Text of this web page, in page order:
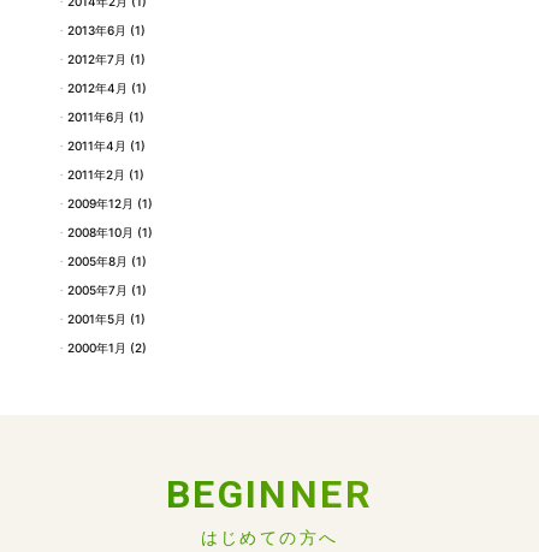
2013年6月 (1)
2012年7月 (1)
2012年4月 (1)
2011年6月 (1)
2011年4月 (1)
2011年2月 (1)
2009年12月 (1)
2008年10月 (1)
2005年8月 (1)
2005年7月 (1)
2001年5月 (1)
2000年1月 (2)
BEGINNER
はじめての方へ